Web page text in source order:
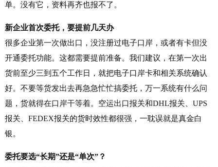
单。没有它，资料再齐也报不了。
新企业首次委托，要提前几天办
很多企业第一次做出口，没注册过电子口岸，或者有卡但没
开通委托功能。这都需要提前准备。我们建议，在第一次出
货前至少三到五个工作日，就把电子口岸卡和相关系统确认
好。不要等货发出去再急急忙忙搞委托，万一系统有什么问
题，货就得在口岸干等着。空运出口报关和DHL报关、UPS
报关、FEDEX报关的货时效性都很强，一耽误就是真金白
银。
委托要选“长期”还是“单次”？